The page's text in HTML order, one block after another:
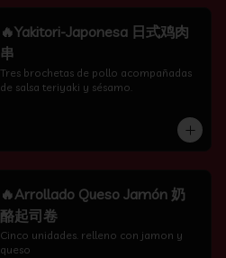
🔥Yakitori-Japonesa 日式鸡肉
串
Tres brochetas de pollo acompañadas
de salsa teriyaki y sésamo.
🔥Arrollado Queso Jamón 奶
酪起司卷
Cinco unidades. relleno con jamon y
queso